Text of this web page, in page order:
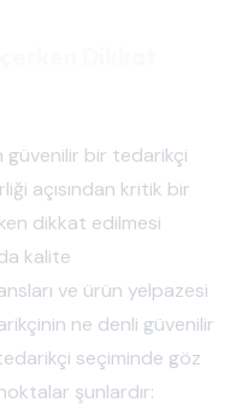
güvenilir bir tedarikçi
açısından kritik bir
dikkat edilmesi
kalite
ve ürün yelpazesi
ne denli güvenilir
seçiminde göz
şunlardır: